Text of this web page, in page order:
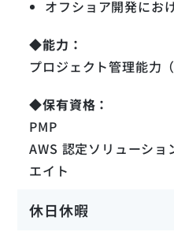
企業情報・組織体制
Z.G.
第三開発本部 Cloud事業部 シ
オフショア開発にお
◆能力：
プロジェクト管理能力
◆保有資格：
PMP
AWS 認定ソリューシ
エイト
休日休暇